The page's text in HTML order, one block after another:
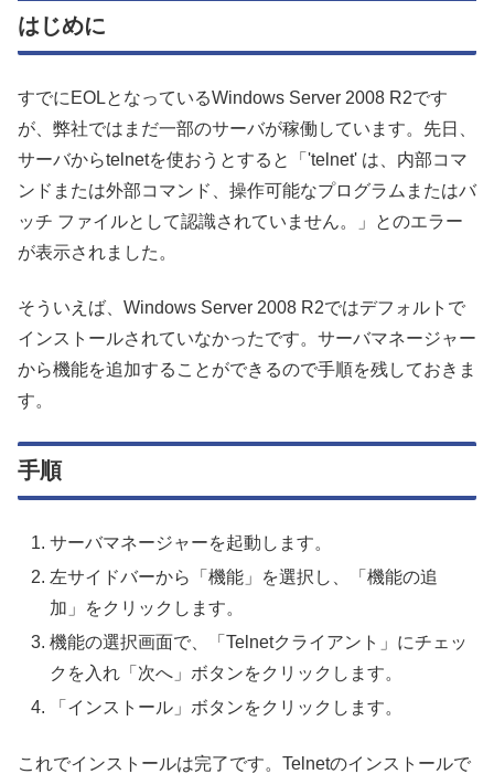
はじめに
すでにEOLとなっているWindows Server 2008 R2です
が、弊社ではまだ一部のサーバが稼働しています。先日、
サーバからtelnetを使おうとすると「'telnet' は、内部コマ
ンドまたは外部コマンド、操作可能なプログラムまたはバ
ッチ ファイルとして認識されていません。」とのエラー
が表示されました。
そういえば、Windows Server 2008 R2ではデフォルトで
インストールされていなかったです。サーバマネージャー
から機能を追加することができるので手順を残しておきま
す。
手順
サーバマネージャーを起動します。
左サイドバーから「機能」を選択し、「機能の追
加」をクリックします。
機能の選択画面で、「Telnetクライアント」にチェッ
クを入れ「次へ」ボタンをクリックします。
「インストール」ボタンをクリックします。
これでインストールは完了です。Telnetのインストールで